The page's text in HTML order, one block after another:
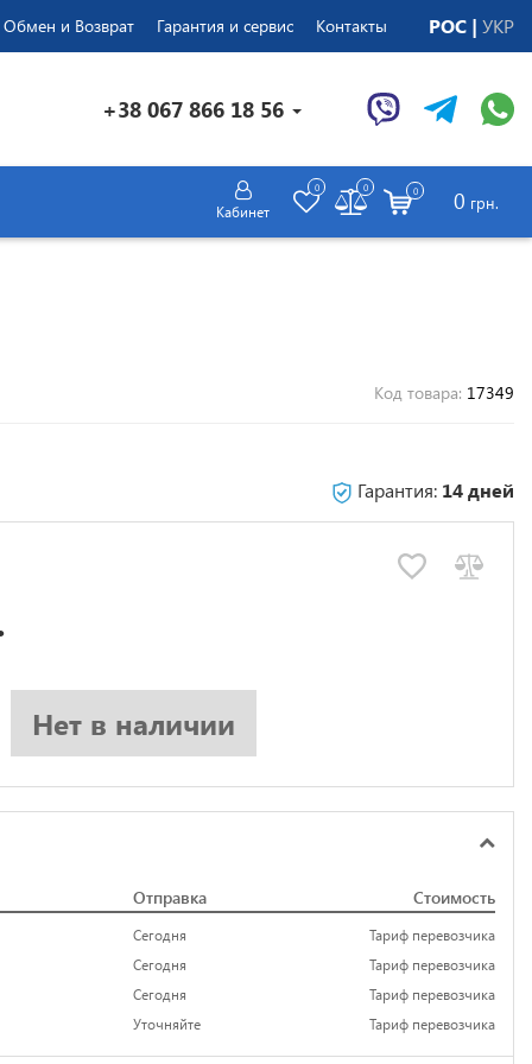
Обмен и Возврат Гарантия и сервис Контакты РОС УКР
+38 067 866 18 56
Кабинет
0 0 0 0 грн.
Код товара: 17349
Гарантия: 14 дней
Нет в наличии
Отправка Стоимость
Сегодня
Тариф перевозчика
Сегодня
Тариф перевозчика
Сегодня
Тариф перевозчика
Уточняйте Тариф перевозчика